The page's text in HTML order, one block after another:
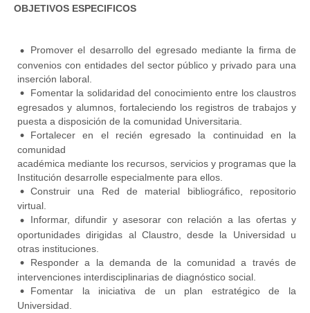
OBJETIVOS ESPECIFICOS
Promover el desarrollo del egresado mediante la firma de
convenios con entidades del sector público y privado para una
inserción laboral.
Fomentar la solidaridad del conocimiento entre los claustros
egresados y alumnos, fortaleciendo los registros de trabajos y
puesta a disposición de la comunidad Universitaria.
Fortalecer en el recién egresado la continuidad en la
comunidad
académica mediante los recursos, servicios y programas que la
Institución desarrolle especialmente para ellos.
Construir una Red de material bibliográfico, repositorio
virtual.
Informar, difundir y asesorar con relación a las ofertas y
oportunidades dirigidas al Claustro, desde la Universidad u
otras instituciones.
Responder a la demanda de la comunidad a través de
intervenciones interdisciplinarias de diagnóstico social.
Fomentar la iniciativa de un plan estratégico de la
Universidad.